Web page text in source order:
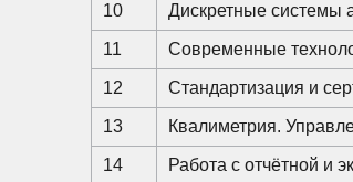
10 Дискретные системы
11 Современные
12 Стандартизация и
13 Квалиметрия.
14 Работа с отчётной и